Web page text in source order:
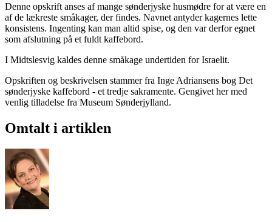
Denne opskrift anses af mange sønderjyske husmødre for at være en
af de lækreste småkager, der findes. Navnet antyder kagernes lette
konsistens. Ingenting kan man altid spise, og den var derfor egnet
som afslutning på et fuldt kaffebord.
I Midtslesvig kaldes denne småkage undertiden for Israelit.
Opskriften og beskrivelsen stammer fra Inge Adriansens bog Det
sønderjyske kaffebord - et tredje sakramente. Gengivet her med
venlig tilladelse fra Museum Sønderjylland.
Omtalt i artiklen